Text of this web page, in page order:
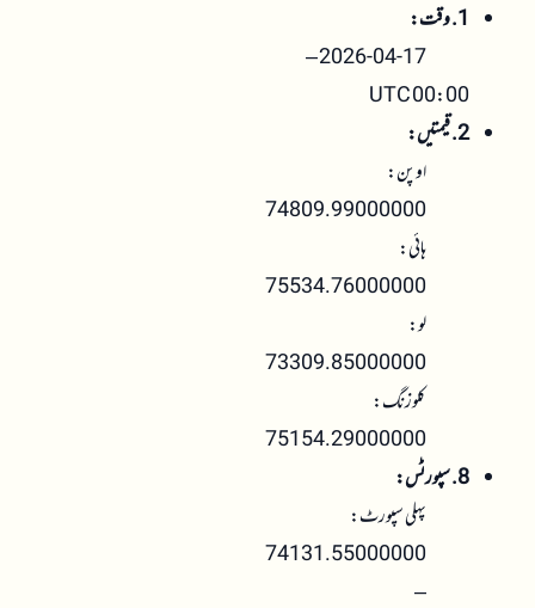
1. وقت:
2026-04-17 –
00:00 UTC
2. قیمتیں:
اوپن:
74809.99000000
ہائی:
75534.76000000
لو:
73309.85000000
کلوزنگ:
75154.29000000
8. سپورٹس:
پہلی سپورٹ:
74131.55000000
–